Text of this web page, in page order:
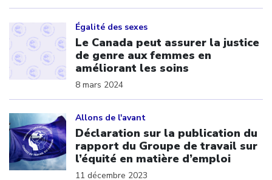
Égalité des sexes
Le Canada peut assurer la justice
de genre aux femmes en
améliorant les soins
8 mars 2024
Allons de l'avant
Déclaration sur la publication du
rapport du Groupe de travail sur
l’équité en matière d’emploi
11 décembre 2023